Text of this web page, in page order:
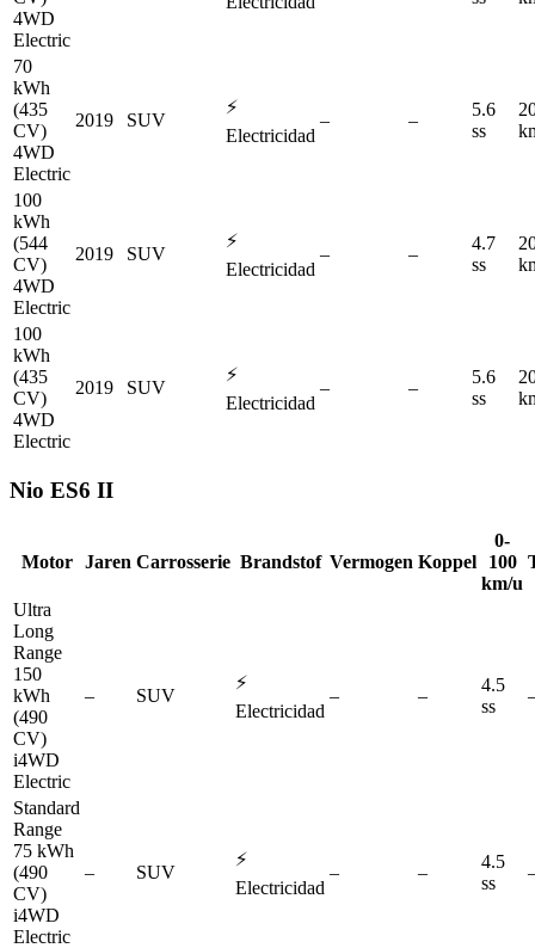
4WD
Electric
70
kWh
(435
CV)
4WD
Electric
2019 SUV
⚡
Electricidad
– –
5.6
ss
100
kWh
(544
CV)
4WD
Electric
2019 SUV
⚡
Electricidad
– –
4.7
ss
100
kWh
(435
CV)
4WD
Electric
2019 SUV
⚡
Electricidad
– –
5.6
ss
Nio ES6 II
Motor Jaren Carrosserie Brandstof Vermogen Koppel
0-
100
km/u
Ultra
Long
Range
150
kWh
(490
CV)
i4WD
Electric
– SUV
⚡
Electricidad
– –
4.5
ss
Standard
Range
75 kWh
(490
CV)
i4WD
Electric
– SUV
⚡
Electricidad
– –
4.5
ss